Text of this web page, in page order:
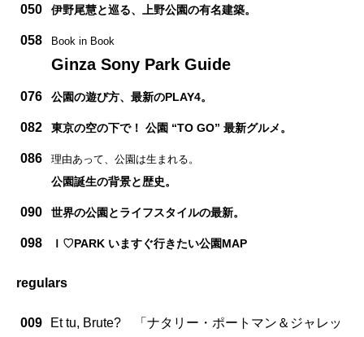
050 伊野尾慧と巡る、上野公園の有名建築。
058 Book in Book
Ginza Sony Park Guide
076 公園の遊び方、最新のPLAY4。
082 東京の空の下で！ 公園 “TO GO” 最新グルメ。
086 理由あって、公園は生まれる。
公園誕生の背景と歴史。
090 世界の公園とライフスタイルの最新。
098 Ｉ♡PARK いますぐ行きたい公園MAP
regulars
009
Et tu, Brute? 「ナタリー・ポートマン＆ジャレッ